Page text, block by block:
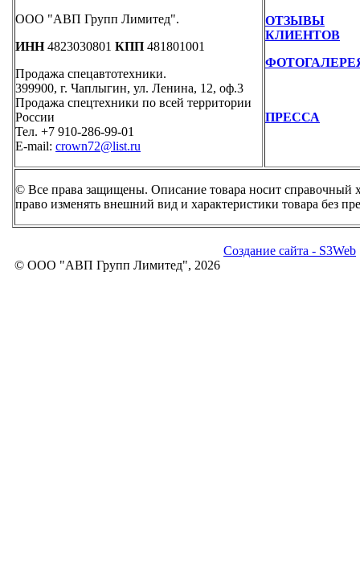
ООО "АВП Групп Лимитед".
ИНН4823030801 КПП 481801001
Продажа спецавтотехники.
399900, г. Чаплыгин, ул. Ленина, 12, оф.3
Продажа спецтехники по всей территории
России
Тел. +7 910-286-99-01
E-mail: crown72@list.ru
ОТЗЫВЫ
КЛИЕНТОВ
ПРЕССА
© Все права защищены. Описание товара носит справочный
право изменять внешний вид и характеристики товара без
© ООО "АВП Групп Лимитед", 2026
Создание сайта - S3Web